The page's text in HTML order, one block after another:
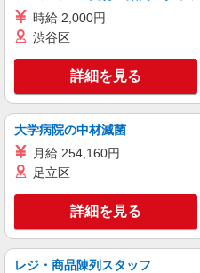
時給 2,000円
渋谷区
詳細を見る
大学病院の中材滅菌
月給 254,160円
足立区
詳細を見る
レジ・商品陳列スタッフ